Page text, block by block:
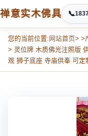
禅意实木佛具 📞
您的当前位置: 网站首页> >
> 灵位牌 木质佛光注照版
观 狮子底座 寺庙供奉 可定